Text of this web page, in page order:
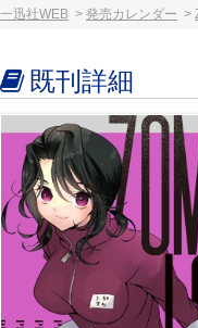
一迅社WEB 発売カレンダー
既刊詳細